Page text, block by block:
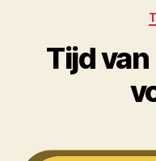
Tijd